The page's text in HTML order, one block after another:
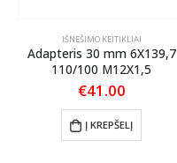
IŠNEŠIMO KEITIKLIAI
Adapteris 30 mm 6X139,7
110/100 M12X1,5
€41.00
Į KREPŠELĮ